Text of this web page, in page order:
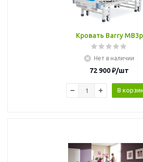
Кровать Barry MB3p
Нет в наличии
72 900₽/шт
В